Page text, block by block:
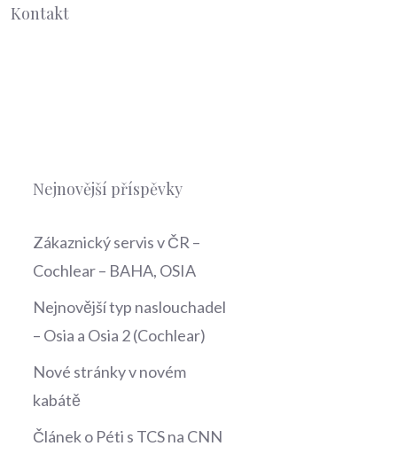
Kontakt
Nejnovější příspěvky
Zákaznický servis v ČR –
Cochlear – BAHA, OSIA
Nejnovější typ naslouchadel
– Osia a Osia 2 (Cochlear)
Nové stránky v novém
kabátě
Článek o Péti s TCS na CNN